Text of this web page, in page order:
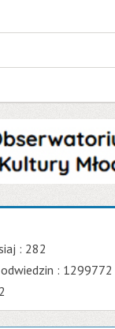
: 282
: 1299772